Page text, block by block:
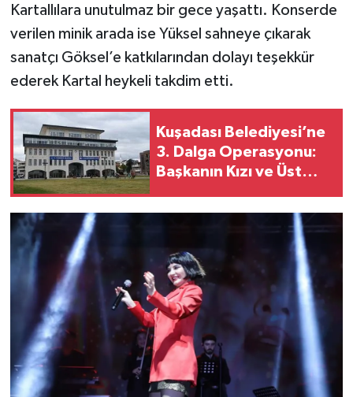
Kartallılara unutulmaz bir gece yaşattı. Konserde
verilen minik arada ise Yüksel sahneye çıkarak
sanatçı Göksel’e katkılarından dolayı teşekkür
ederek Kartal heykeli takdim etti.
Kuşadası Belediyesi’ne
3. Dalga Operasyonu:
Başkanın Kızı ve Üst
Gözaltında